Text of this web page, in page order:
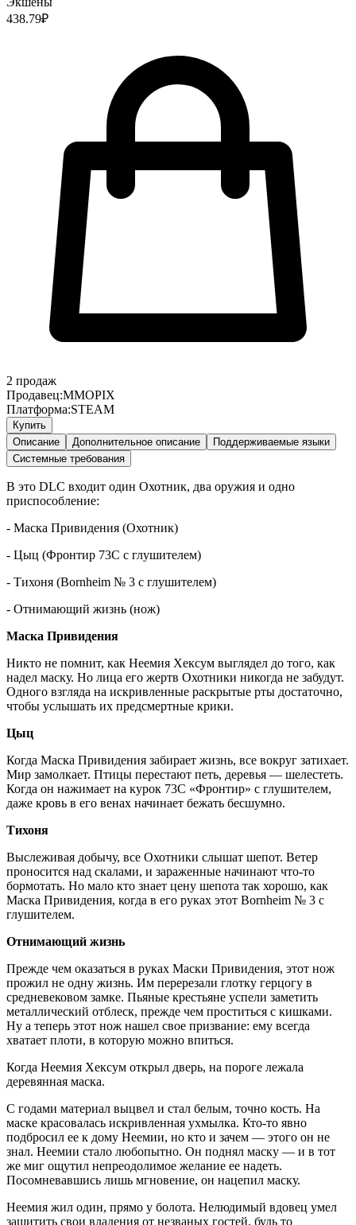
438.79₽
2 продаж
Продавец:MMOPIX
Платформа:STEAM
Купить
Описание
Дополнительное описание
Поддерживаемые языки
Системные требования
В это DLC входит один Охотник, два оружия и одно
приспособление:
- Маска Привидения (Охотник)
- Цыц (Фронтир 73C с глушителем)
- Тихоня (Bornheim № 3 с глушителем)
- Отнимающий жизнь (нож)
Маска Привидения
Никто не помнит, как Неемия Хексум выглядел до того, как
надел маску. Но лица его жертв Охотники никогда не забудут.
Одного взгляда на искривленные раскрытые рты достаточно,
чтобы услышать их предсмертные крики.
Цыц
Когда Маска Привидения забирает жизнь, все вокруг затихает.
Мир замолкает. Птицы перестают петь, деревья — шелестеть.
Когда он нажимает на курок 73C «Фронтир» с глушителем,
даже кровь в его венах начинает бежать бесшумно.
Тихоня
Выслеживая добычу, все Охотники слышат шепот. Ветер
проносится над скалами, и зараженные начинают что-то
бормотать. Но мало кто знает цену шепота так хорошо, как
Маска Привидения, когда в его руках этот Bornheim № 3 с
глушителем.
Отнимающий жизнь
Прежде чем оказаться в руках Маски Привидения, этот нож
прожил не одну жизнь. Им перерезали глотку герцогу в
средневековом замке. Пьяные крестьяне успели заметить
металлический отблеск, прежде чем проститься с кишками.
Ну а теперь этот нож нашел свое призвание: ему всегда
хватает плоти, в которую можно впиться.
Когда Неемия Хексум открыл дверь, на пороге лежала
деревянная маска.
С годами материал выцвел и стал белым, точно кость. На
маске красовалась искривленная ухмылка. Кто-то явно
подбросил ее к дому Неемии, но кто и зачем — этого он не
знал. Неемии стало любопытно. Он поднял маску — и в тот
же миг ощутил непреодолимое желание ее надеть.
Посомневавшись лишь мгновение, он нацепил маску.
Неемия жил один, прямо у болота. Нелюдимый вдовец умел
защитить свои владения от незваных гостей, будь то